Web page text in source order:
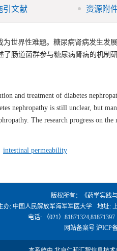
引文献 资源附
世界性难题。糖尿病肾病发生发
肠道菌群参与糖尿病肾病的机制研
and treatment of diabetes
nephropathy is still unclear, but
The research progress on
intestinal permeability
版权所有：《药学实践
办: 中国人民解放军海军军医大学
地址:
电话: （021）81871324,81871397
网站备案号 沪ICP